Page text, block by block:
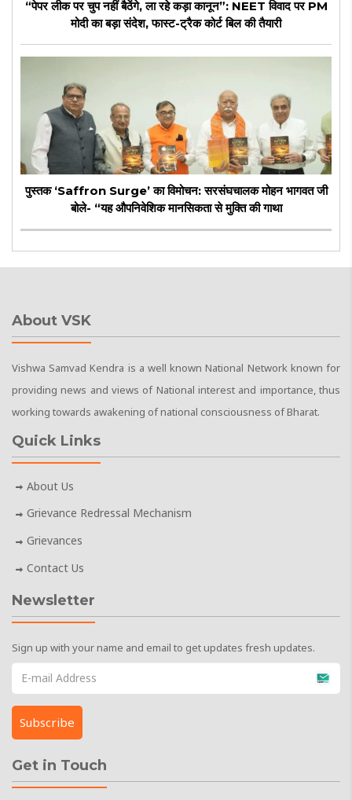
“पेपर लीक पर चुप नहीं बैठेंगे, ला रहे कड़ा कानून”: NEET विवाद पर PM
मोदी का बड़ा संदेश, फास्ट-ट्रैक कोर्ट बिल की तैयारी
पुस्तक ‘Saffron Surge’ का विमोचन: सरसंघचालक मोहन भागवत जी
बोले- “यह औपनिवेशिक मानसिकता से मुक्ति की गाथा
About VSK
Vishwa Samvad Kendra is a well known National Network known for
providing news and views of National interest and importance, thus
working towards awakening of national consciousness of Bharat.
Quick Links
About Us
Grievance Redressal Mechanism
Grievances
Contact Us
Newsletter
Sign up with your name and email to get updates fresh updates.
Get in Touch